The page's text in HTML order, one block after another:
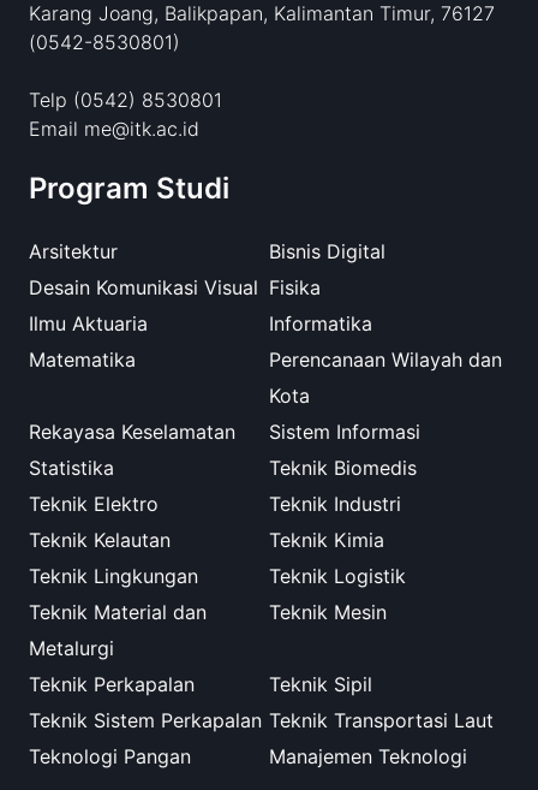
Karang Joang, Balikpapan, Kalimantan Timur, 76127
(0542-8530801)
Telp (0542) 8530801
Email me@itk.ac.id
Program Studi
Arsitektur
Bisnis Digital
Desain Komunikasi Visual Fisika
Ilmu Aktuaria
Informatika
Matematika
Perencanaan Wilayah dan
Kota
Rekayasa Keselamatan
Sistem Informasi
Statistika
Teknik Biomedis
Teknik Elektro
Teknik Industri
Teknik Kelautan
Teknik Kimia
Teknik Lingkungan
Teknik Logistik
Teknik Material dan
Metalurgi
Teknik Mesin
Teknik Perkapalan
Teknik Sipil
Teknik Sistem Perkapalan Teknik Transportasi Laut
Teknologi Pangan
Manajemen Teknologi